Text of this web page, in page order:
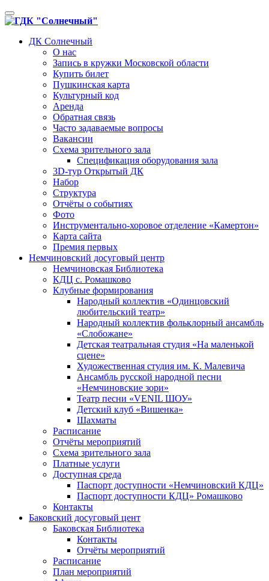
Toggle
navigation
ДК Солнечный
О нас
Запись в кружки Московской области
Купить билет
Пушкинская карта
Культурный код
Аренда
Обратная связь
Часто задаваемые вопросы
Вакансии
Схема зрительного зала
Спецификация оборудования зала
3D-тур Открытый ДК
Набор
Структура
Отчёты о событиях
Фото
Инструментально-хоровое отделение «Камертон»
Карта сайта
Премия первых
Немчиновский досуговый центр
Немчиновская Библиотека
КДЦ с. Ромашково
Клубные формирования
Народный коллектив «Одинцовский
любительский театр»
Народный коллектив фольклорный ансамбль
«Слобожане»
Детская театральная студия «На маленькой
сцене»
Художественная студия им. К. Малевича
Ансамбль русской народной песни
«Немчиновские зори»
Театр песни «VENIL ШОУ»
Детский клуб «Вишенка»
Шахматы
Расписание
Отчёты мероприятий
Схема зрительного зала
Платные услуги
Доступная среда
Паспорт доступности «Немчиновский КДЦ»
Паспорт доступности КДЦ» Ромашково
Контакты
Баковский досуговый цент
Баковская Библиотека
Контакты
Отчёты мероприятий
Расписание
План мероприятий